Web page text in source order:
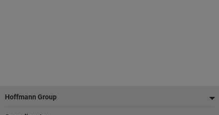
Voettekst
Hoffmann Group